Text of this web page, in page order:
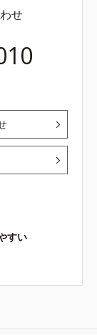
せ
すい